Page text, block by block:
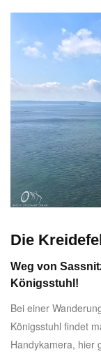
Die
Weg von
Königsstuhl!
Bei einer
Königsstuhl findet
Handykamera, hier